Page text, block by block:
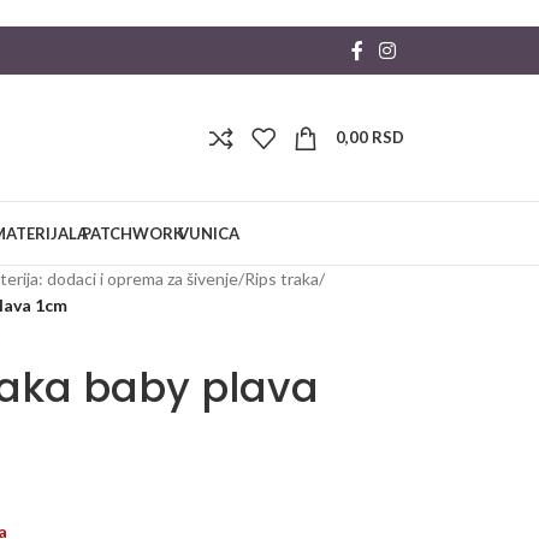
0,00 RSD
PATCHWORKVUNICA
dodaci i oprema za šivenje/Rips traka/
1cm
baby plava